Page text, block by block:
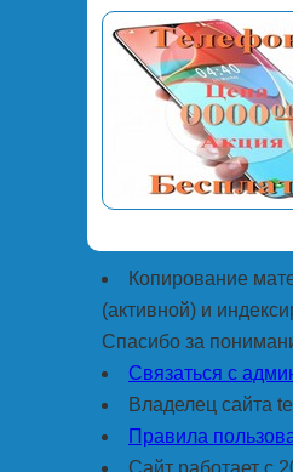
Копирование
(активной) и
Спасибо за
Связаться с
Владелец сайта
Правила
Сайт работает с